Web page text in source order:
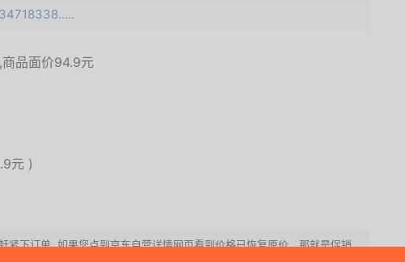
,商品面价94.9元
元 )
下订单. 如果您点到京东自营详情网页看到价格已恢复原价，那就是促销